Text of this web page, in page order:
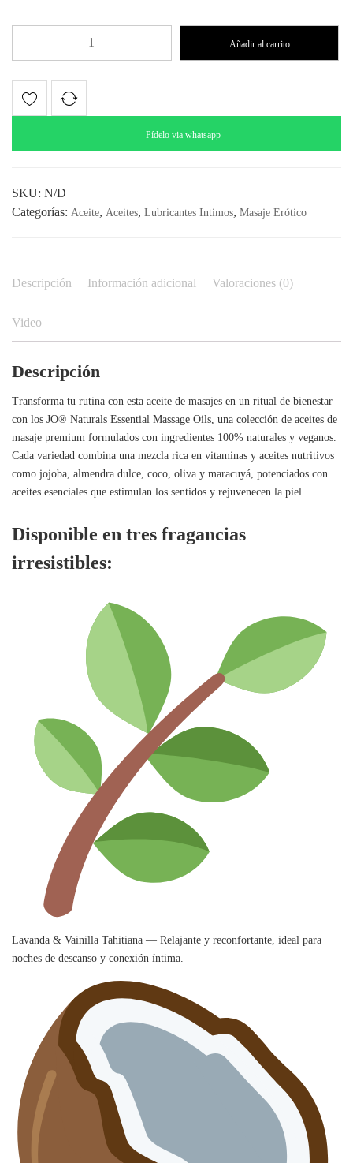
Naturals
Essential:
Vegano
Aromaterapia
Añadir al carrito
Pídelo via whatsapp
SKU: N/D
Categorías: Aceite, Aceites, Lubricantes Intimos, Masaje Erótico
Descripción Información adicional Valoraciones (0)
Video
Descripción
Transforma tu rutina con esta aceite de masajes en un ritual de bienestar
con los JO® Naturals Essential Massage Oils, una colección de aceites de
masaje premium formulados con ingredientes 100% naturales y veganos.
Cada variedad combina una mezcla rica en vitaminas y aceites nutritivos
como jojoba, almendra dulce, coco, oliva y maracuyá, potenciados con
aceites esenciales que estimulan los sentidos y rejuvenecen la piel.
Disponible en tres fragancias
irresistibles:
Lavanda & Vainilla Tahitiana — Relajante y reconfortante, ideal para
noches de descanso y conexión íntima.